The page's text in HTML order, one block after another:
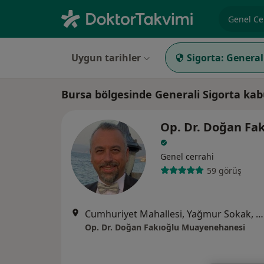
Uygun tarihler Sigorta:
Bursa bölgesinde Generali Sigorta
Op. Dr. Doğan
Genel cerrahi
59 görüş
Cumhuriyet Mahallesi, Yağmur Sokak, Çamlık Sitesi, C Blok No:12 D:10 Kat:5, Bursa
Op. Dr. Doğan Fakıoğlu Muayenehanesi